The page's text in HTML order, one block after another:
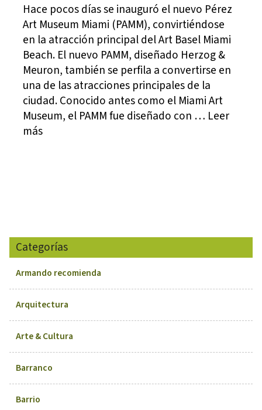
Hace pocos días se inauguró el nuevo Pérez
Art Museum Miami (PAMM), convirtiéndose
en la atracción principal del Art Basel Miami
Beach. El nuevo PAMM, diseñado Herzog &
Meuron, también se perfila a convertirse en
una de las atracciones principales de la
ciudad. Conocido antes como el Miami Art
Museum, el PAMM fue diseñado con … Leer
más
Categorías
Armando recomienda
Arquitectura
Arte & Cultura
Barranco
Barrio